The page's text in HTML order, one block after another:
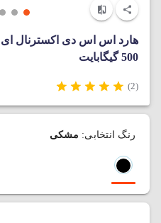
500 گیگابایت
(2)
رنگ انتخابی: مشکی